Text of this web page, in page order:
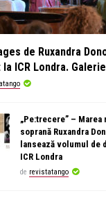
de Ruxandra
ICR Londra. Galerie
„Pe:trecere” – Marea
soprană Ruxandra
lansează volumul de
ICR Londra
de revistatango